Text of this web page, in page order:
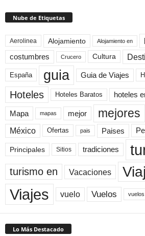
Nube de Etiquetas
Aerolinea Alojamiento Alojamiento en
costumbres Crucero Cultura
España guia Guia de Viajes
Hoteles Hoteles Baratos hoteles
Mapa mapas mejor mejores
México Ofertas pais Paises
Principales Sitios tradiciones
turismo en Vacaciones
Viajes vuelo Vuelos
Lo Más Destacado